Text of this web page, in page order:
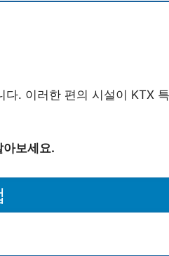
. 이러한 편의 시설이 KTX
아보세요.